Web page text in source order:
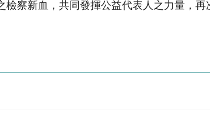
察新血，共同發揮公益代表人之力量，再